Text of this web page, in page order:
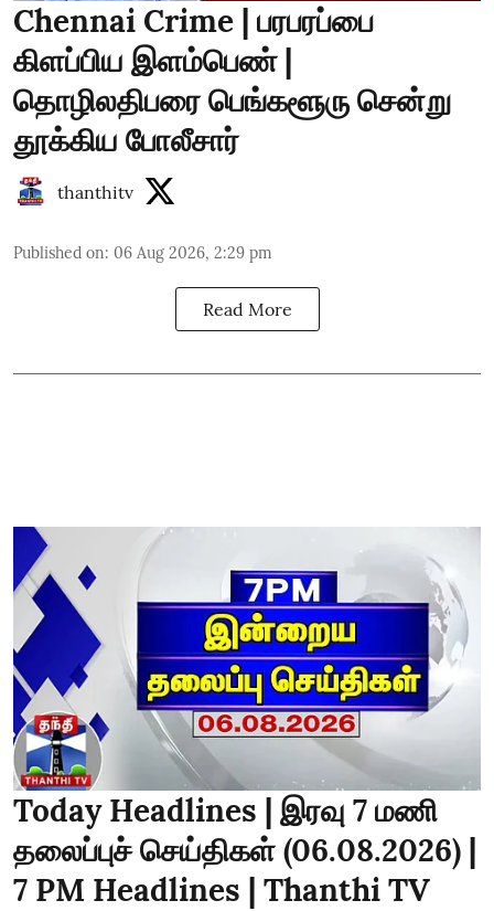
Chennai Crime | பரபரப்பை
கிளப்பிய இளம்பெண் |
தொழிலதிபரை பெங்களூரு சென்று
தூக்கிய போலீசார்
thanthitv
Published on: 06 Aug 2026, 2:29 pm
Read More
Today Headlines | இரவு 7 மணி
தலைப்புச் செய்திகள் (06.08.2026) |
7 PM Headlines | Thanthi TV